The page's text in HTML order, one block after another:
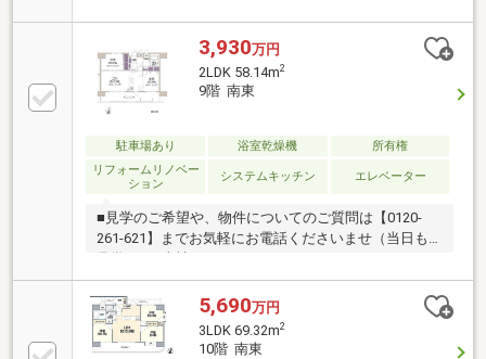
ポート■東宝ハウスNEXTアフターサポート専門のグル
ープ会社ライフパートナー（FP資格）が住まいの問題
点や暮らしの不安を解消！■東宝ハウスフィナンシャ
ル不動産仲介業初の住信SBIネット銀行支店金利と保
障が更に充実したオリジナル提携住宅ローンをお届
ュレーションソフトローン完済まで家計収支を視える
化し将来のリスクや不安を対策！
3,930万円
2LDK 58.14m2
9階 南東
駐車場あり 浴室乾燥機
所有権
リフォームリノベー
ション
システムキッチン エレベーター
■見学のご希望や、物件についてのご質問は【0120-
261-621】までお気軽にお電話くださいませ（当日も
ス（東証プライム上場）のグループ会社です○令和8年
1月6日 リフォーム済み『アフターサービス保証
付』 ＊ 特典 ＊給排水設備・水廻りなどのアフタ
ーサービス期間を“2年→最長10年”に延長いたします。
5,690万円
3LDK 69.32m2
10階 南東